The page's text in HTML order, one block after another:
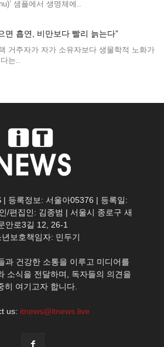
샘플에서 생명체에..
면 흡연, 비만보다 빨리 늙는다”
거주자가 자가 소유자보다 생물학적 노화가
는..
| 등록정보: 서울아05376 | 등록일:
/편집인: 김종범 | 서울시 종로구 새
안로3길 12, 26-1
년보호책임자: 민두기
과 건강한 소통을 이루고 미디어를
소식을 전달하며, 독자들의 의견을
히 여기고자 합니다.
us: itnews@itnews.live